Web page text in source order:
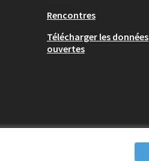
Rencontres
Télécharger les données
ouvertes